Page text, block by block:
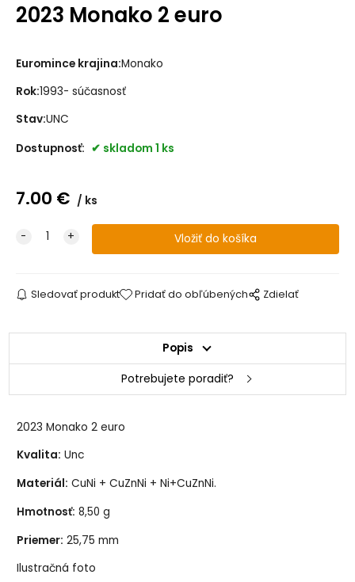
2023 Monako 2 euro
Euromince krajina:Monako
Rok:1993- súčasnosť
Stav:UNC
Dostupnosť:
skladom 1 ks
7.00 € ks
Sledovať produkt Pridať do obľúbených Zdielať
Popis
Potrebujete poradiť?
2023 Monako 2 euro
Kvalita: Unc
Materiál: CuNi + CuZnNi + Ni+CuZnNi.
Hmotnosť: 8,50 g
Priemer: 25,75 mm
Ilustračná foto